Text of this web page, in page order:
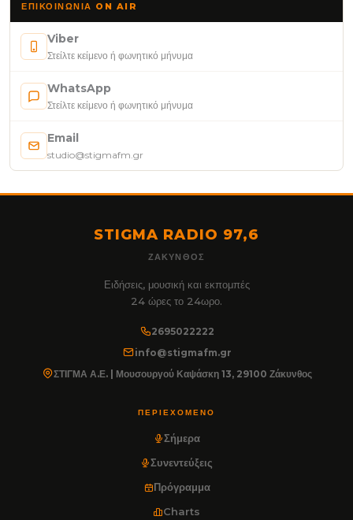
ΕΠΙΚΟΙΝΩΝΊΑ ON AIR
Viber
Στείλτε κείμενο ή φωνητικό μήνυμα
WhatsApp
Στείλτε κείμενο ή φωνητικό μήνυμα
Email
studio@stigmafm.gr
STIGMA RADIO 97,6
ΖΆΚΥΝΘΟΣ
Ειδήσεις, μουσική και εκπομπές
24 ώρες το 24ωρο.
2695022222
info@stigmafm.gr
ΣΤΙΓΜΑ Α.Ε. | Μουσουργού Καψάσκη 13, 29100 Ζάκυνθος
ΠΕΡΙΕΧΌΜΕΝΟ
Σήμερα
Συνεντεύξεις
Πρόγραμμα
Charts